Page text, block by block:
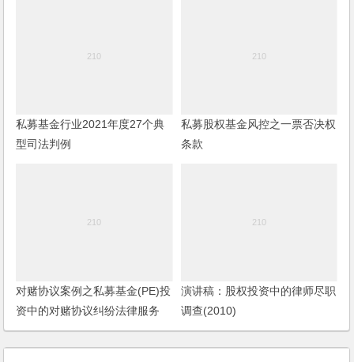
私募基金行业2021年度27个典
型司法判例
私募股权基金风控之一票否决权
条款
对赌协议案例之私募基金(PE)投
资中的对赌协议纠纷法律服务
演讲稿：股权投资中的律师尽职
调查(2010)